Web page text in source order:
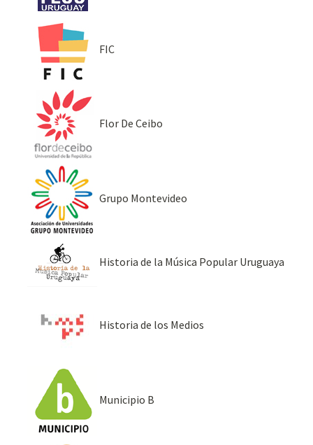
FIC
Flor De Ceibo
Grupo Montevideo
Historia de la Música Popular Uruguaya
Historia de los Medios
Municipio B